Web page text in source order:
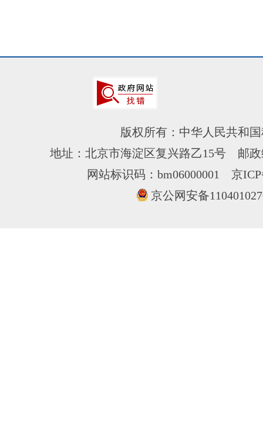
版权所有：中华人民共和
地址：北京市海淀区复兴路乙15号 邮
网站标识码：bm06000001 京
京公网安备